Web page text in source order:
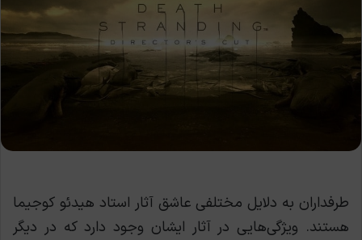
طرفداران به دلایل مختلفی عاشق آثار استاد هیدئو کوجیما
هستند. ویژگی‌هایی در آثار ایشان وجود دارد که در دیگر